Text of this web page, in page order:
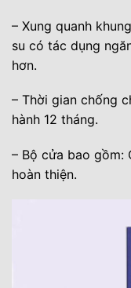
– Xung quanh
su có tác dụng
hơn.
– Thời gian chống
hành 12 tháng.
– Bộ cửa bao gồm:
hoàn thiện.